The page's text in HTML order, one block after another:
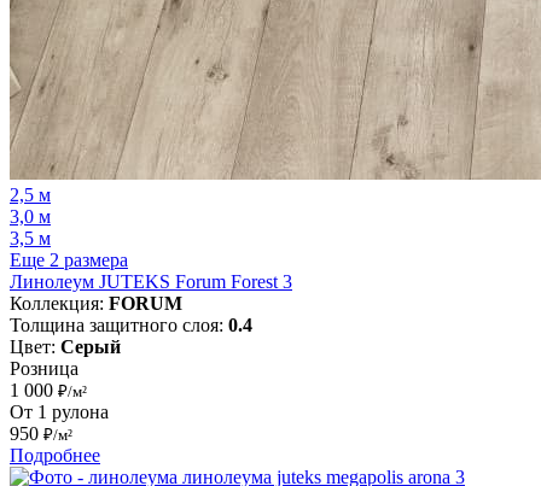
2,5 м
3,0 м
3,5 м
Еще 2 размера
Линолеум JUTEKS Forum Forest 3
Коллекция: FORUM
Толщина защитного слоя: 0.4
Цвет: Серый
Розница
1 000 ₽/м²
От 1 рулона
950 ₽/м²
Подробнее